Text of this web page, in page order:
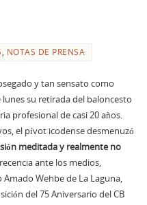
, NOTAS DE PRENSA
y tan sensato como
su retirada del baloncesto
profesional de casi 20 años.
el pívot icodense desmenuzó
meditada y realmente no
ante los medios,
Amado Wehbe de La Laguna,
del 75 Aniversario del CB